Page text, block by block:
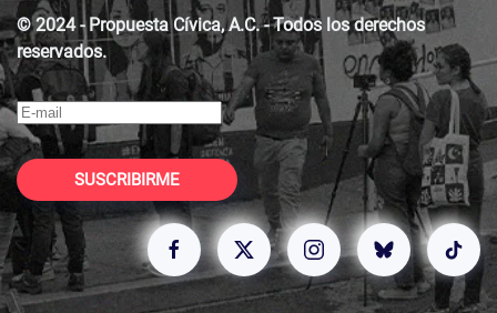
© 2024 - Propuesta Cívica, A.C. - Todos los derechos
reservados.
SUSCRIBIRME